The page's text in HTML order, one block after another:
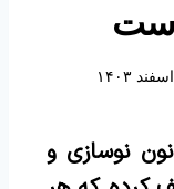
نوسازی و